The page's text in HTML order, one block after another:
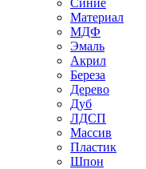
Материал
МДФ
Эмаль
Акрил
Береза
Дерево
Дуб
ЛДСП
Массив
Пластик
Шпон